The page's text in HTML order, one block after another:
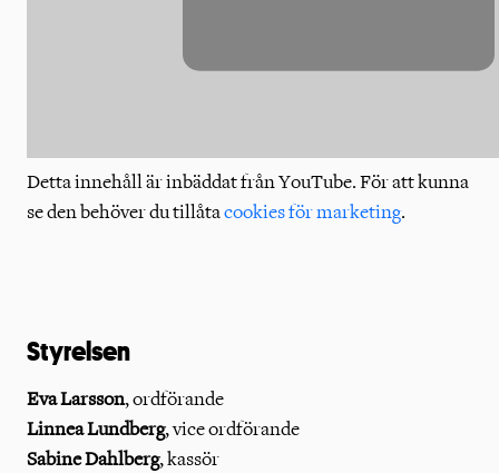
Detta innehåll är inbäddat från YouTube. För att kunna
se den behöver du tillåtacookies för marketing.
Styrelsen
Eva Larsson, ordförande
Linnea Lundberg, vice ordförande
Sabine Dahlberg, kassör